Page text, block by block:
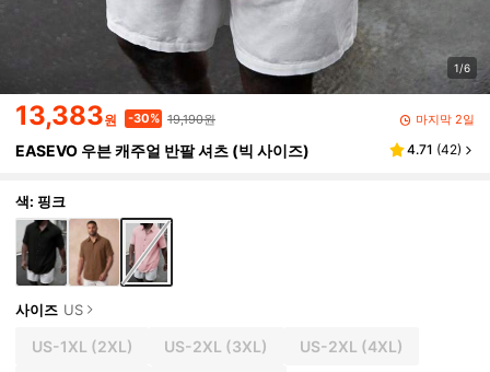
1/6
13,383원 -30% 19,190원 마지막 2일
EASEVO 우븐 캐주얼 반팔 셔츠 (빅 사이즈) 4.71 (42)
색: 핑크
사이즈 US
US-1XL (2XL) US-2XL (3XL) US-2XL (4XL)